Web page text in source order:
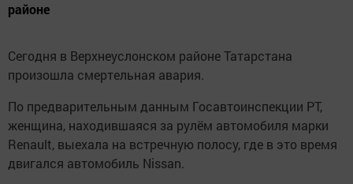
районе
Сегодня в Верхнеуслонском районе Татарстана
произошла смертельная авария.
По предварительным данным Госавтоинспекции РТ,
женщина, находившаяся за рулём автомобиля марки
Renault, выехала на встречную полосу, где в это время
двигался автомобиль Nissan.